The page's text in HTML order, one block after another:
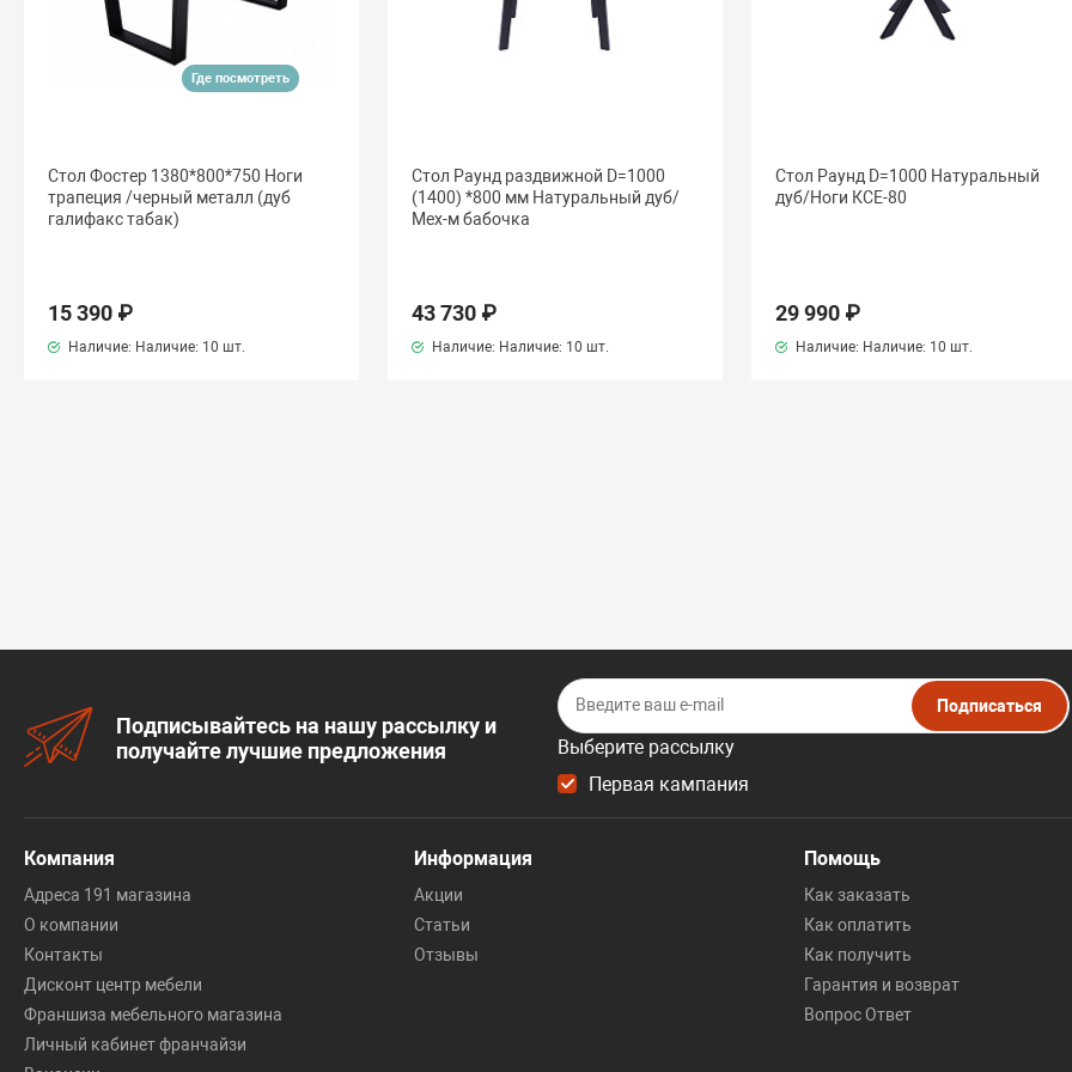
Где посмотреть
Стол Фостер 1380*800*750 Ноги
трапеция /черный металл (дуб
галифакс табак)
15 390 ₽
Наличие: Наличие: 10 шт.
Стол Раунд раздвижной D=1000
(1400) *800 мм Натуральный дуб/
Мех-м бабочка
43 730 ₽
Наличие: Наличие: 10 шт.
Стол Раунд D=1000 Натуральный
дуб/Ноги КСЕ-80
29 990 ₽
Наличие: Наличие: 10 шт.
Подписывайтесь на нашу рассылку и
получайте лучшие предложения
Выберите рассылку
Первая кампания
Подписаться
Компания
Адреса 191 магазина
О компании
Контакты
Дисконт центр мебели
Франшиза мебельного магазина
Личный кабинет франчайзи
Информация
Акции
Статьи
Отзывы
Помощь
Как заказать
Как оплатить
Как получить
Гарантия и возврат
Вопрос Ответ